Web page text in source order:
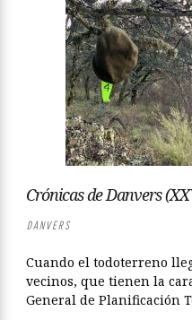
Crónicas de Danvers
DANVERS
Cuando el todoterreno
vecinos, que tienen la
General de Planificación